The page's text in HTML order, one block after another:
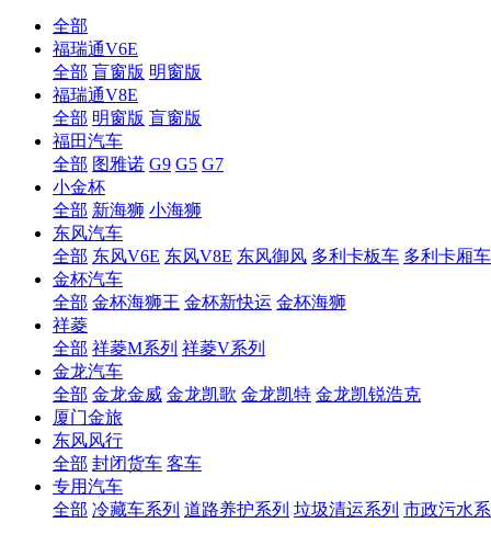
全部
福瑞通V6E
全部 盲窗版 明窗版
福瑞通V8E
全部 明窗版 盲窗版
福田汽车
全部 图雅诺 G9 G5 G7
小金杯
全部 新海狮 小海狮
东风汽车
全部 东风V6E 东风V8E 东风御风 多利卡板车 多利卡厢车
金杯汽车
全部 金杯海狮王 金杯新快运 金杯海狮
祥菱
全部 祥菱M系列 祥菱V系列
金龙汽车
全部 金龙金威 金龙凯歌 金龙凯特 金龙凯锐浩克
厦门金旅
东风风行
全部 封闭货车 客车
专用汽车
全部 冷藏车系列 道路养护系列 垃圾清运系列 市政污水系